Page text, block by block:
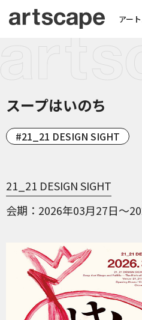
アー
スープはいのち
21_21 DESIGN SIGHT
21_21 DESIGN SIGHT
会期
2026年03月27日～